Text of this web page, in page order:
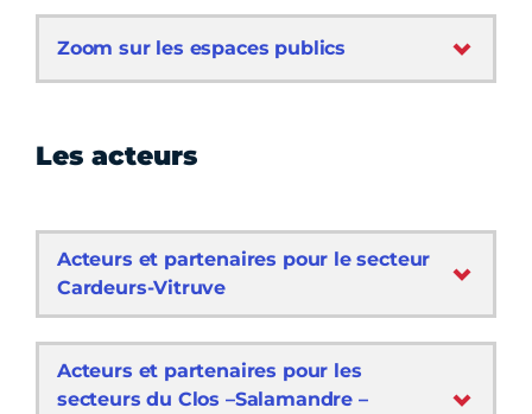
Zoom sur les espaces publics
Les acteurs
Acteurs et partenaires pour le secteur
Cardeurs-Vitruve
Acteurs et partenaires pour les
secteurs du Clos –Salamandre –